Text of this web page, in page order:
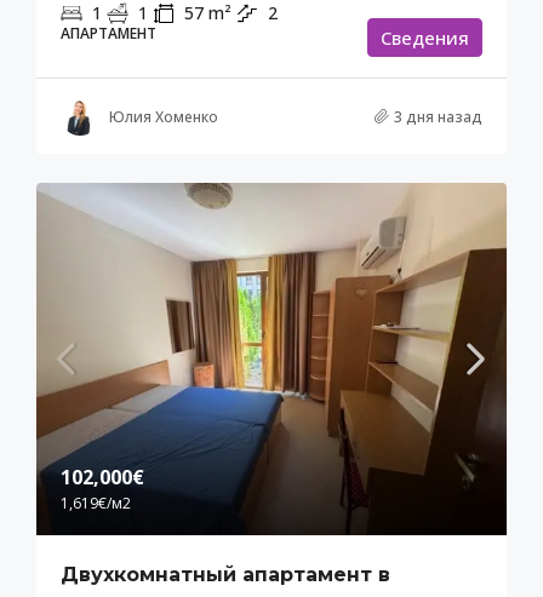
1 1 57 m² 2
АПАРТАМЕНТ Cведения
Юлия Хоменко 3 дня назад
102,000€
1,619€/м2
Двухкомнатный апартамент в